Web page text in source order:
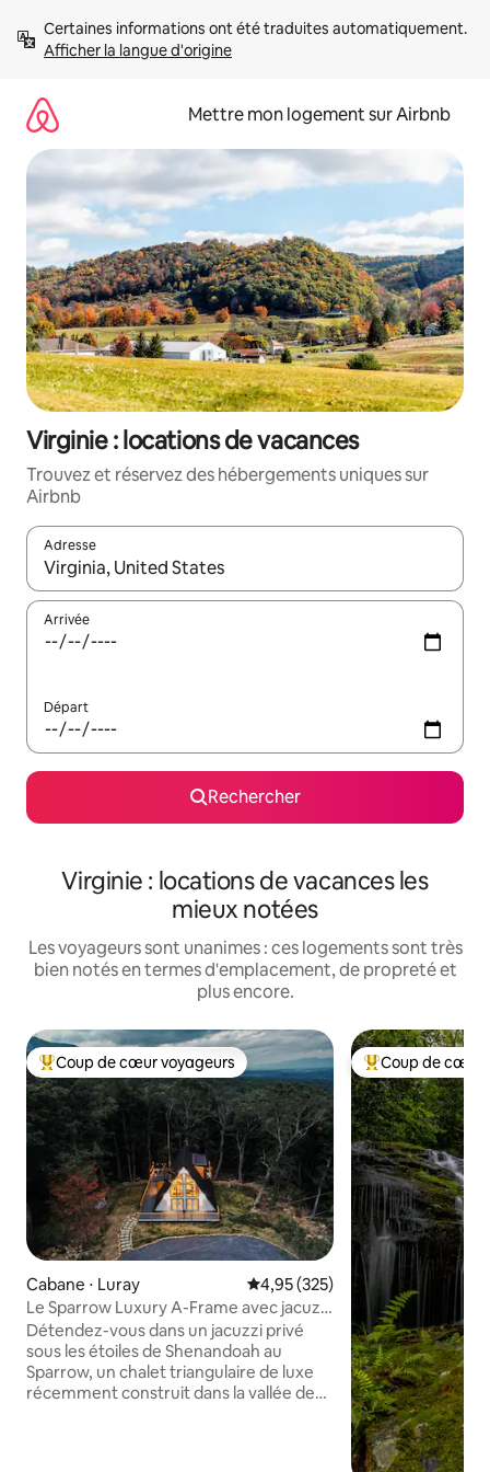
directement
Afficher la langue d'origine
Mettre mon logement sur Airbnb
Virginie : locations de vacances
Trouvez et réservez des hébergements uniques sur
Airbnb
Adresse
Lorsque les résultats s'affichent, utilisez les flèches vers le
Arrivée
Départ
Rechercher
Virginie : locations de vacances les
mieux notées
Les voyageurs sont unanimes : ces logements sont très
bien notés en termes d'emplacement, de propreté et
plus encore.
Coups de cœur voyageurs les plus appréciés
Coup de cœur voyageurs
Cabane ⋅ Luray Évaluation moyenne sur la
4,95 (325)
Le Sparrow Luxury A-Frame avec jacuzzi
à Shenandoah
Détendez-vous dans un jacuzzi privé
sous les étoiles de Shenandoah au
Sparrow, un chalet triangulaire de luxe
récemment construit dans la vallée de
Coups de cœur
Coup de cœur